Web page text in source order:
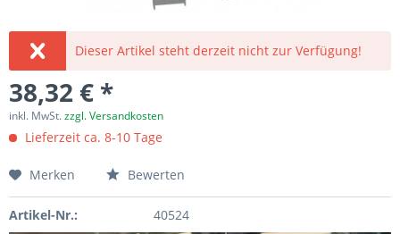
Dieser Artikel steht derzeit nicht zur Verfügung!
38,32 € *
inkl. MwSt.zzgl. Versandkosten
Lieferzeit ca. 8-10 Tage
Merken Bewerten
Artikel-Nr.: 40524